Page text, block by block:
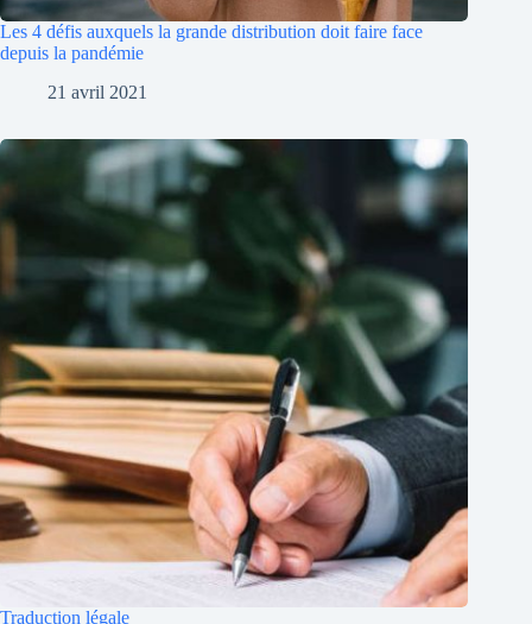
Les 4 défis auxquels la grande distribution doit faire face
depuis la pandémie
21 avril 2021
Traduction légale